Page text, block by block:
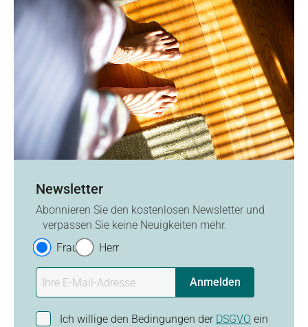
Newsletter
Abonnieren Sie den kostenlosen Newsletter und
verpassen Sie keine Neuigkeiten mehr.
Frau
Herr
Anmelden
Ich willige den Bedingungen der DSGVO ein